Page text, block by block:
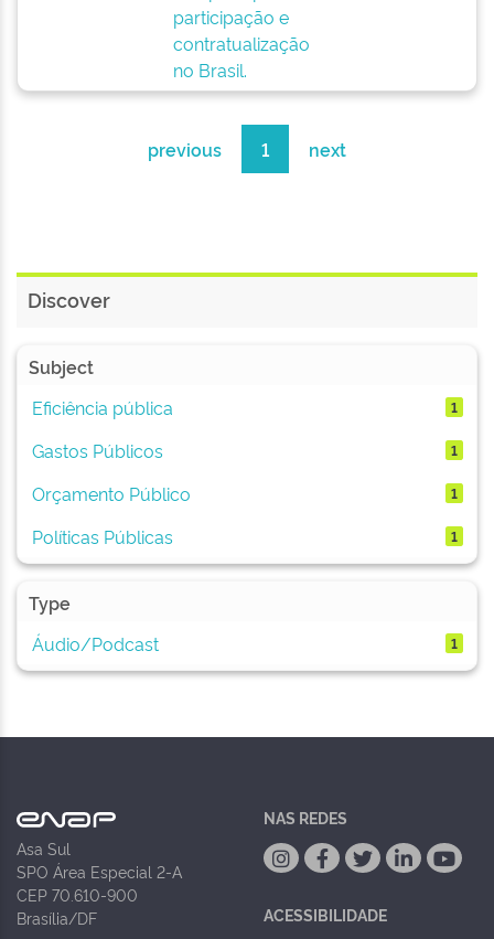
participação e
contratualização
no Brasil.
previous 1 next
Discover
Subject
Eficiência pública
1
Gastos Públicos 1
Orçamento Público 1
Políticas Públicas 1
Type
Áudio/Podcast
1
Asa Sul
SPO Área Especial 2-A
CEP 70.610-900
Brasília/DF
NAS REDES
ACESSIBILIDADE